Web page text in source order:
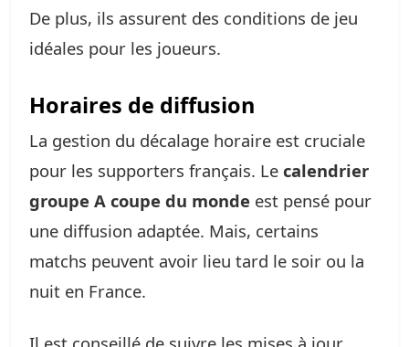
De plus, ils assurent des conditions de jeu
idéales pour les joueurs.
Horaires de diffusion
La gestion du décalage horaire est cruciale
pour les supporters français. Le calendrier
groupe A coupe du monde est pensé pour
une diffusion adaptée. Mais, certains
matchs peuvent avoir lieu tard le soir ou la
nuit en France.